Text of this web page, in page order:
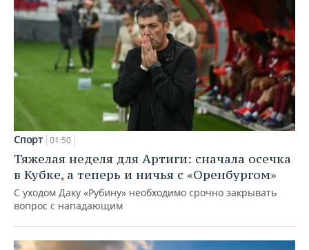
Спорт 01:50
Тяжелая неделя для Артиги: сначала осечка
в Кубке, а теперь и ничья с «Оренбургом»
С уходом Даку «Рубину» необходимо срочно закрывать
вопрос с нападающим